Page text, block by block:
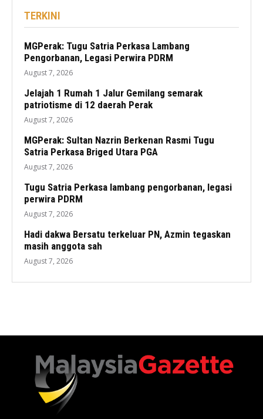
TERKINI
MGPerak: Tugu Satria Perkasa Lambang
Pengorbanan, Legasi Perwira PDRM
August 7, 2026
Jelajah 1 Rumah 1 Jalur Gemilang semarak
patriotisme di 12 daerah Perak
August 7, 2026
MGPerak: Sultan Nazrin Berkenan Rasmi Tugu
Satria Perkasa Briged Utara PGA
August 7, 2026
Tugu Satria Perkasa lambang pengorbanan, legasi
perwira PDRM
August 7, 2026
Hadi dakwa Bersatu terkeluar PN, Azmin tegaskan
masih anggota sah
August 7, 2026